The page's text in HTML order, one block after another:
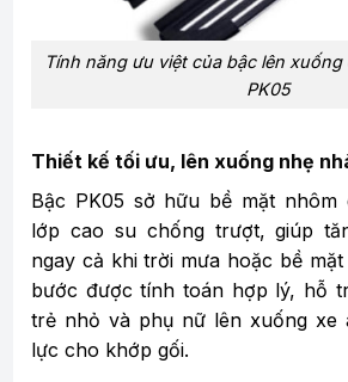
Tính năng ưu việt của bậc lên
PK05
Thiết kế tối ưu, lên xuống nhẹ
Bậc PK05 sở hữu bề mặt nhôm
lớp cao su chống trượt, giúp
ngay cả khi trời mưa hoặc bề
bước được tính toán hợp lý, hỗ
trẻ nhỏ và phụ nữ lên xuống xe
lực cho khớp gối.